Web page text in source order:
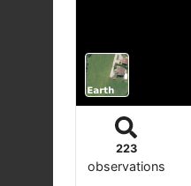
223
observations